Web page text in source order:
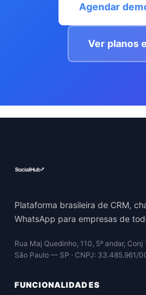
Agendar
Ver planos
Plataforma brasileira de CRM,
WhatsApp para empresas de
Rua Maj Quedinho, 110, 5º andar, Conj
São Paulo — SP · CNPJ: 33.485.961/
FUNCIONALIDADES